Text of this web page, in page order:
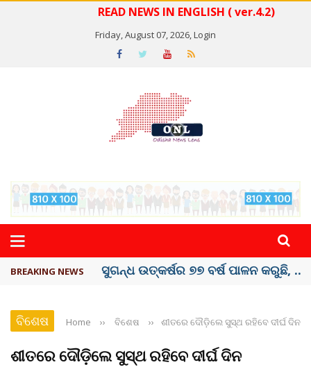
READ NEWS IN ENGLISH ( ver.4.2)
Friday, August 07, 2026,Login
BREAKING NEWS ୟୁପିଆଇ ଓ ଅନ୍ୟାନ୍ୟ ଡିଜିଟାଲ୍ ନେଣଦେଣ ...
ବିଶେଷ Home ›› ବିଶେଷ ›› ଶୀତରେ ଦୌଡ଼ିଲେ ସୁସ୍ଥ ରହିବେ ଦୀର୍ଘ ଦିନ
ଶୀତରେ ଦୌଡ଼ିଲେ ସୁସ୍ଥ ରହିବେ ଦୀର୍ଘ ଦିନ